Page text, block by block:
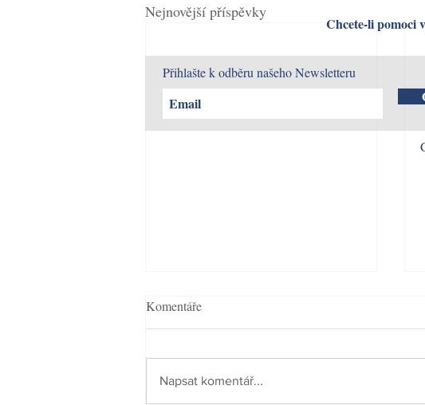
Nejnovější příspěvky
Komentáře
Napsat komentář...
Chcete-li pomoci
Přihlašte k odběru našeho Newsletteru